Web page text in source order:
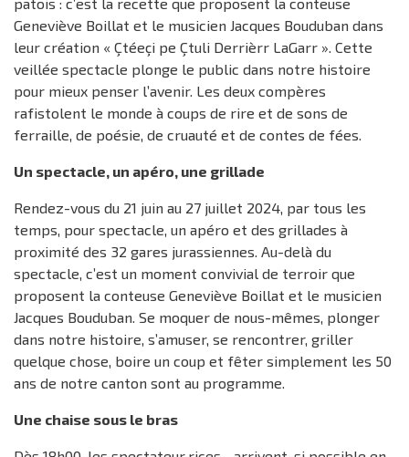
Geneviève Boillat et le musicien Jacques Bouduban dans
leur création « Çtéeçi pe Çtuli Derrièrr LaGarr ». Cette
veillée spectacle plonge le public dans notre histoire
pour mieux penser l’avenir. Les deux compères
rafistolent le monde à coups de rire et de sons de
ferraille, de poésie, de cruauté et de contes de fées.
Un spectacle, un apéro, une grillade
Rendez-vous du 21 juin au 27 juillet 2024, par tous les
temps, pour spectacle, un apéro et des grillades à
proximité des 32 gares jurassiennes. Au-delà du
spectacle, c’est un moment convivial de terroir que
proposent la conteuse Geneviève Boillat et le musicien
Jacques Bouduban. Se moquer de nous-mêmes, plonger
dans notre histoire, s’amuser, se rencontrer, griller
quelque chose, boire un coup et fêter simplement les 50
ans de notre canton sont au programme.
Une chaise sous le bras